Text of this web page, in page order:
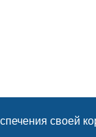
своей